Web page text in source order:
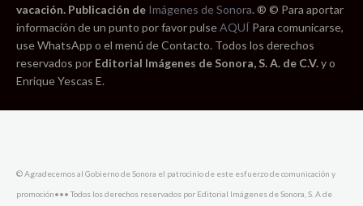
vacación. Publicación de Imágenes de Sonora. ® © Para aportar
información de un punto por favor pulseAQUÍ Para comunicarse,
use WhatsApp o el menú de Contacto. Todos los derechos
reservados por Editorial Imágenes de Sonora, S. A. de C.V.y o
Enrique Yescas E.
© Agradecemos al Gobierno de Sonora el patrocinio de este esfuerzo de comunicación y
promoción••• Todos los derechos reservados por Editorial Imágenes de Sonora, S. A de